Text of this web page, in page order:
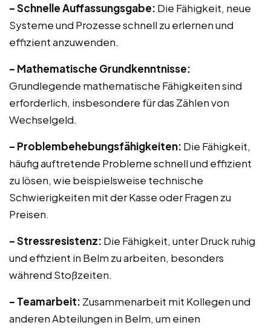
– Schnelle Auffassungsgabe: Die Fähigkeit, neue
Systeme und Prozesse schnell zu erlernen und
effizient anzuwenden.
– Mathematische Grundkenntnisse:
Grundlegende mathematische Fähigkeiten sind
erforderlich, insbesondere für das Zählen von
Wechselgeld.
– Problembehebungsfähigkeiten: Die Fähigkeit,
häufig auftretende Probleme schnell und effizient
zu lösen, wie beispielsweise technische
Schwierigkeiten mit der Kasse oder Fragen zu
Preisen.
– Stressresistenz: Die Fähigkeit, unter Druck ruhig
und effizient in Belm zu arbeiten, besonders
während Stoßzeiten.
– Teamarbeit: Zusammenarbeit mit Kollegen und
anderen Abteilungen in Belm, um einen